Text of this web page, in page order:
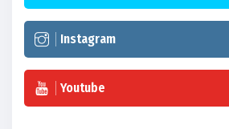
Instagram
Youtube